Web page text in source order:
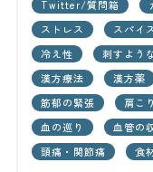
Twitter/質問箱
ストレス
スパイ
冷え性
刺すよう
漢方療法
漢方薬
筋郁の緊張
肩こり
血の巡り
血管の
頭痛・関節痛
食